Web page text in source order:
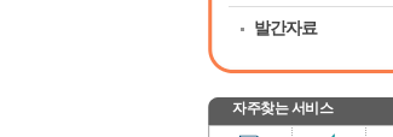
발간자료
자주찾는 서비스